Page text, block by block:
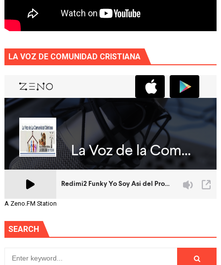
LA VOZ DE COMUNIDAD CRISTIANA
A Zeno.FM Station
SEARCH